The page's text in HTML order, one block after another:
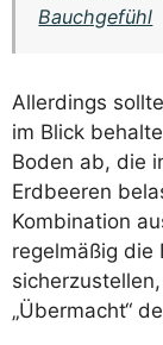
Bauchgefühl
Allerdings
im Blick
Boden ab, die
Erdbeeren
Kombination
regelmäßig die
„Übermacht“